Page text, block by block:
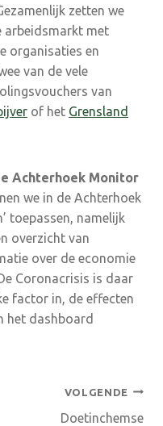
zetten we
arbeidsmarkt met
organisaties en
van de vele
van
of het Grensland
Achterhoek Monitor
we in de Achterhoek
toepassen, namelijk
overzicht van
over de economie
Coronacrisis is daar
factor in, de effecten
het dashboard
VOLGENDE
Doetinchemse